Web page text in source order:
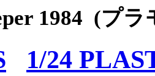
1984 (プラ
1/24